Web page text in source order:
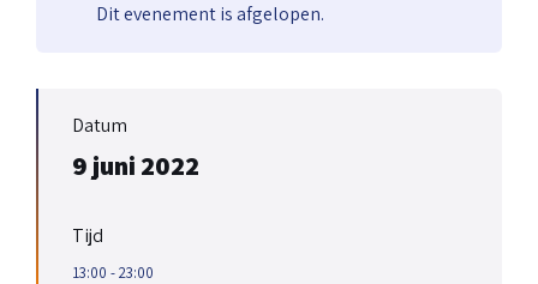
Dit evenement is afgelopen.
Datum
9 juni 2022
Tijd
13:00 - 23:00